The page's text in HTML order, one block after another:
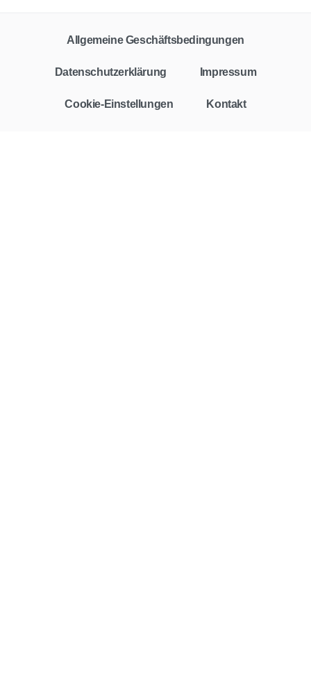
Allgemeine Geschäftsbedingungen
Datenschutzerklärung Impressum
Cookie-Einstellungen Kontakt